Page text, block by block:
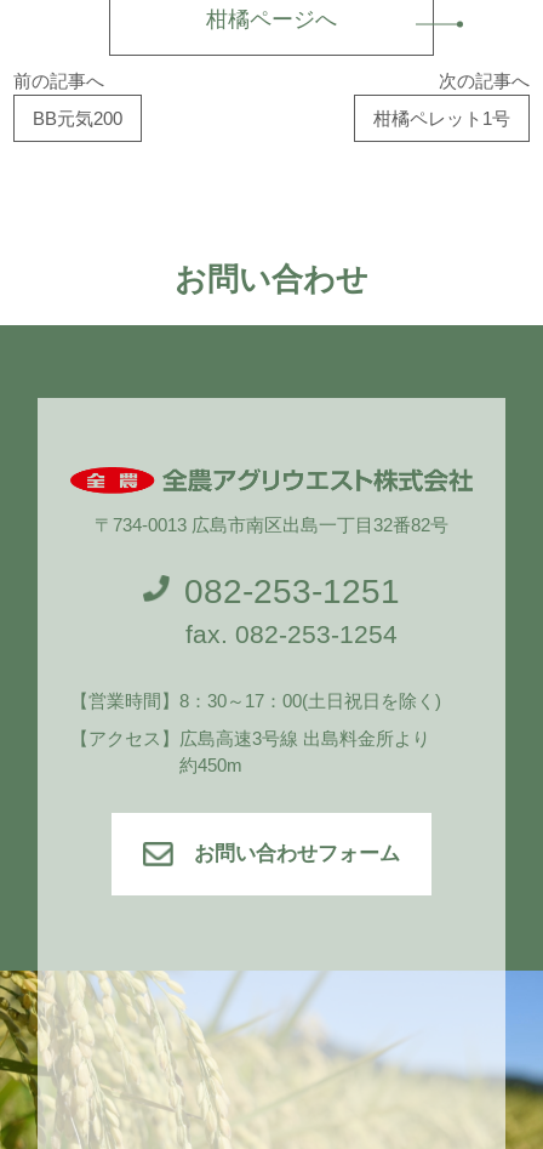
柑橘ページへ
前の記事へ
BB元気200
次の記事へ
柑橘ペレット1号
お問い合わせ
〒734-0013 広島市南区出島一丁目32番82号
082-253-1251
fax. 082-253-1254
【営業時間】8：30～17：00(土日祝日を除く)
【アクセス】 広島高速3号線 出島料金所より
約450m
お問い合わせフォーム